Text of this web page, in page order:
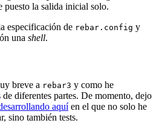
puesto la salida inicial solo.
especificación de rebar.config y
una shell.
breve a rebar3 y como he
de diferentes partes. De momento, dejo
aquíen el que no solo he
sino también tests.